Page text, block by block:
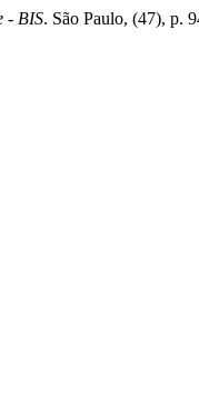
- BIS. São Paulo, (47), p.